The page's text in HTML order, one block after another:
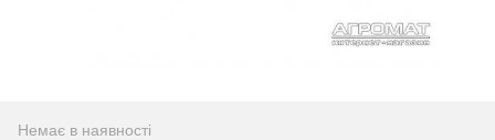
Немає в наявності